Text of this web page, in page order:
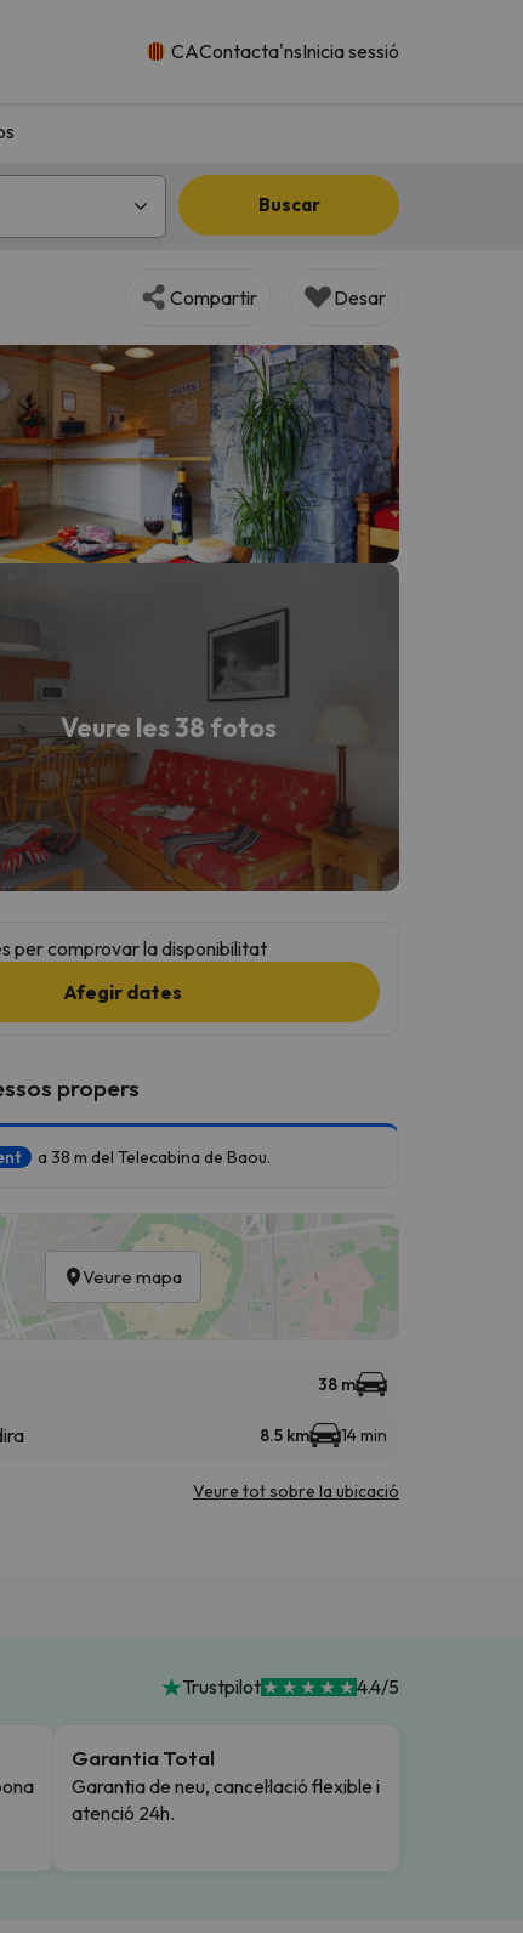
CAContacta'nsInicia sessió
Buscar
Compartir Desar
Veure les 38 fotos
per comprovar la disponibilitat
Afegir dates
propers
a 38 m del Telecabina de Baou.
Veure mapa
38 m
8.5 km 14 min
Veure tot sobre la ubicació
Trustpilot 4.4/5
Garantia Total
Garantia de neu, cancel·lació flexible i
atenció 24h.